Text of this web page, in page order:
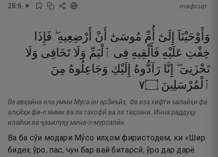
28:6 тафсир
وَأَوْحَيْنَآ إِلَىٰٓ أُمِّ مُوسَىٰٓ أَنْ أَرْضِعِيهِ ۖ فَإِذَا
خِفْتِ عَلَيْهِ فَأَلْقِيهِ فِى ٱلْيَمِّ وَلَا تَخَافِى وَلَا
تَحْزَنِىٓ ۖ إِنَّا رَآدُّوهُ إِلَيْكِ وَجَاعِلُوهُ مِنَ
ٱلْمُرْسَلِينَ ۝٧
Ва авҳайна ила умми Муса ан арЗиъӣҳ. Фа иза хифти ъалайҳи фа
алқӣҳи фи-л ямми ва ла тахофӣ ва ла таҳзани. Инна раддуҳу
илайки ва ҷаъилуҳу мина-л-мурсалӣн.
Ва ба сӯи модари Мӯсо илҳом фиристодем, ки «Шир
бидеҳ ӯро, пас, чун бар вай битарсӣ, ӯро дар дарё